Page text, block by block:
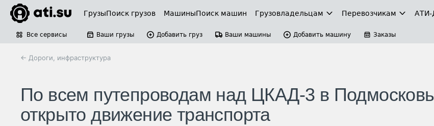
ГрузыПоиск грузов МашиныПоиск машин Грузовладельцам Перевозчикам АТИ-
Все сервисы Ваши грузы Добавить груз Ваши машины Добавить машину Заказы
← Дороги, инфраструктура
По всем путепроводам над ЦКАД-3 в
открыто движение транспорта